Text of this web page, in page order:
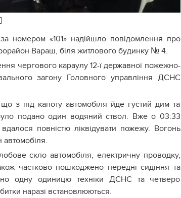
3
номером «101» надійшло повідомлення про
Вараш, біля житлового будинку № 4.
чергового караулу 12-ї державної пожежно-
загону Головного управління ДСНС
з під капоту автомобіля йде густий дим та
подано один водяний ствол. Вже о 03:33
повністю ліквідувати пожежу. Вогонь
автомобіля.
скло автомобіля, електричну проводку,
частково пошкоджено передні сидіння та
одну одиницю техніки ДСНС та четверо
наразі встановлюються.